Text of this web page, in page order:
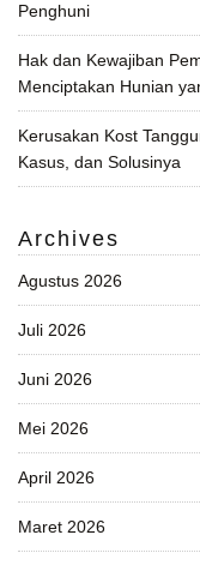
Penghuni
Hak dan Kewajiban
Menciptakan Hunian
Kerusakan Kost
Kasus, dan Solusinya
Archives
Agustus 2026
Juli 2026
Juni 2026
Mei 2026
April 2026
Maret 2026